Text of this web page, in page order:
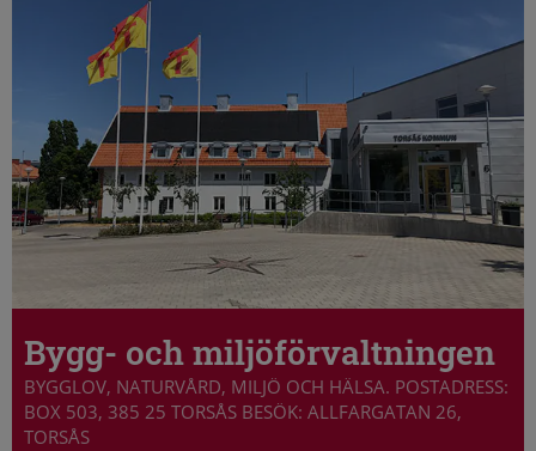
Bygg- och miljöförvaltningen
BYGGLOV, NATURVÅRD, MILJÖ OCH HÄLSA. POSTADRESS:
BOX 503, 385 25 TORSÅS BESÖK: ALLFARGATAN 26,
TORSÅS